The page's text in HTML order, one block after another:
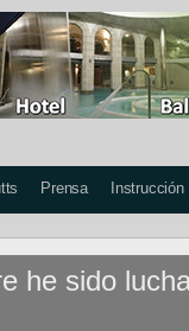
Prensa Instrucción
he sido